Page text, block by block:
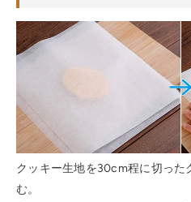
クッキー生地を30cm程に切った
む。